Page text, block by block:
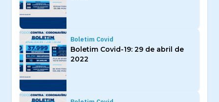
Boletim Covid
Boletim Covid-19: 29 de abril de
2022